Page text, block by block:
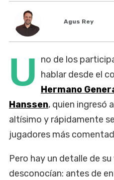
Agus Rey
U no de los
hablar desde el
Hermano
Hanssen, quien ingresó
altísimo y rápidamente
jugadores más
Pero hay un detalle de
desconocían: antes de